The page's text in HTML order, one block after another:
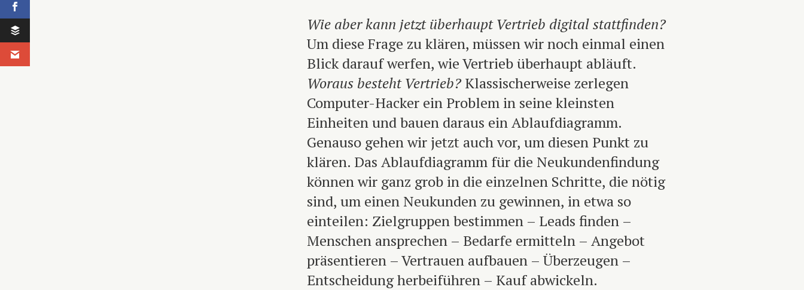
Wie aber kann jetzt überhaupt Vertrieb digital stattfinden?
Um diese Frage zu klären, müssen wir noch einmal einen
Blick darauf werfen, wie Vertrieb überhaupt abläuft.
Woraus besteht Vertrieb?Klassischerweise zerlegen
Computer-Hacker ein Problem in seine kleinsten
Einheiten und bauen daraus ein Ablaufdiagramm.
Genauso gehen wir jetzt auch vor, um diesen Punkt zu
klären. Das Ablaufdiagramm für die Neukundenfindung
können wir ganz grob in die einzelnen Schritte, die nötig
sind, um einen Neukunden zu gewinnen, in etwa so
einteilen: Zielgruppen bestimmen – Leads finden –
Menschen ansprechen – Bedarfe ermitteln – Angebot
präsentieren – Vertrauen aufbauen – Überzeugen –
Entscheidung herbeiführen – Kauf abwickeln.